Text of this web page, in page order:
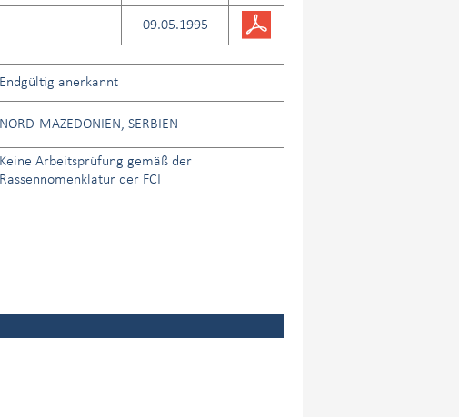
09.05.1995
Endgültig anerkannt
NORD-MAZEDONIEN, SERBIEN
Keine Arbeitsprüfung gemäß der
Rassennomenklatur der FCI